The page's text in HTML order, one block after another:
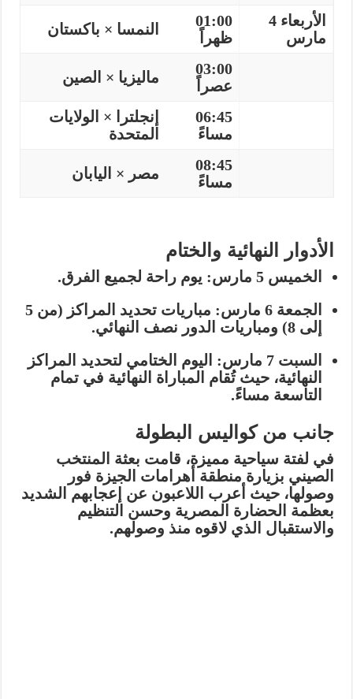
الأربعاء 4
مارس
01:00
ظهراً
النمسا × باكستان
03:00
عصراً
ماليزيا × الصين
06:45
مساءً
إنجلترا × الولايات
المتحدة
08:45
مساءً
مصر × اليابان
الأدوار النهائية والختام
الخميس 5 مارس:
يوم راحة لجميع الفرق.
الجمعة 6 مارس:
مباريات تحديد المراكز (من 5
إلى 8) ومباريات
الدور نصف النهائي.
السبت 7 مارس:
اليوم الختامي لتحديد المراكز
النهائية، حيث تُقام المباراة النهائية في تمام
التاسعة مساءً.
جانب من كواليس البطولة
في لفتة سياحية مميزة، قامت بعثة المنتخب
الصيني بزيارة منطقة أهرامات الجيزة فور
وصولها، حيث أعرب اللاعبون عن إعجابهم الشديد
بعظمة الحضارة المصرية وحسن التنظيم
والاستقبال الذي لاقوه منذ وصولهم.